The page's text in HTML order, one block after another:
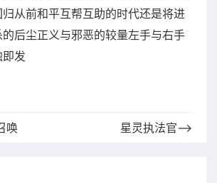
从前和平互帮互助的时代还是将进
后尘正义与邪恶的较量左手与右手
发
唤 星灵执法官⟶